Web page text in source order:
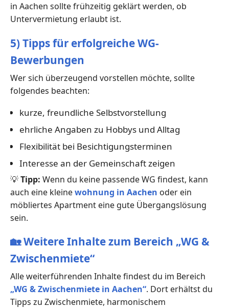
in Aachen sollte frühzeitig geklärt werden, ob
Untervermietung erlaubt ist.
5) Tipps für erfolgreiche WG-
Bewerbungen
Wer sich überzeugend vorstellen möchte, sollte
folgendes beachten:
kurze, freundliche Selbstvorstellung
ehrliche Angaben zu Hobbys und Alltag
Flexibilität bei Besichtigungsterminen
Interesse an der Gemeinschaft zeigen
💡Tipp: Wenn du keine passende WG findest, kann
auch eine kleinewohnung in Aachen oder ein
möbliertes Apartment eine gute Übergangslösung
sein.
🏡Weitere Inhalte zum Bereich „WG &
Zwischenmiete“
Alle weiterführenden Inhalte findest du im Bereich
„WG & Zwischenmiete in Aachen“. Dort erhältst du
Tipps zu Zwischenmiete, harmonischem